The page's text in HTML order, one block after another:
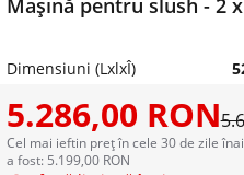
Mașină pentru slush - 2 x
Dimensiuni (LxlxÎ)
5.286,00 RON
Cel mai ieftin preț în cele 30 de zile
a fost: 5.199,00 RON